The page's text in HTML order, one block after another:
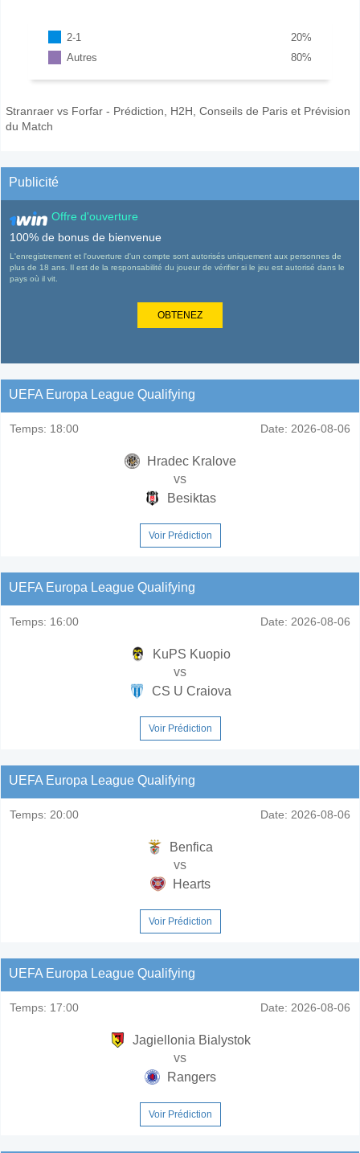
2-1 %
20
Autres
%
80
Stranraer vs Forfar - Prédiction, H2H, Conseils de Paris et Prévision
du Match
Publicité
Offre d'ouverture
100% de bonus de bienvenue
L'enregistrement et l'ouverture d'un compte sont autorisés uniquement aux personnes de
plus de 18 ans. Il est de la responsabilité du joueur de vérifier si le jeu est autorisé dans le
pays où il vit.
OBTENEZ
UEFA Europa League Qualifying
Temps: 18:00 Date: 2026-08-06
Hradec Kralove
vs
Besiktas
Voir Prédiction
UEFA Europa League Qualifying
Temps: 16:00 Date: 2026-08-06
KuPS Kuopio
vs
CS U Craiova
Voir Prédiction
UEFA Europa League Qualifying
Temps: 20:00 Date: 2026-08-06
Benfica
vs
Hearts
Voir Prédiction
UEFA Europa League Qualifying
Temps: 17:00 Date: 2026-08-06
Jagiellonia Bialystok
vs
Rangers
Voir Prédiction